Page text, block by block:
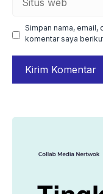
web
Simpan nama, email,
komentar saya